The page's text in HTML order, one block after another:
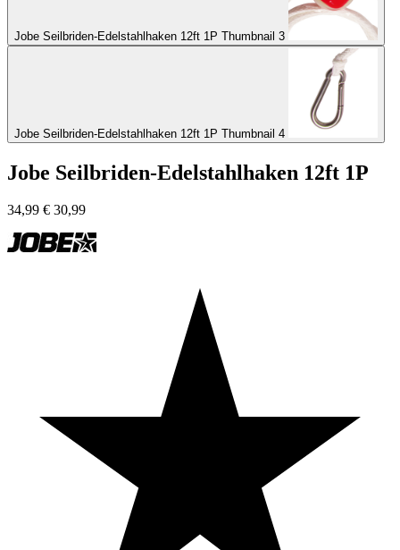
Jobe Seilbriden-Edelstahlhaken 12ft 1P Thumbnail 3
Jobe Seilbriden-Edelstahlhaken 12ft 1P Thumbnail 4
Jobe Seilbriden-Edelstahlhaken 12ft 1P
34,99 € 30,99